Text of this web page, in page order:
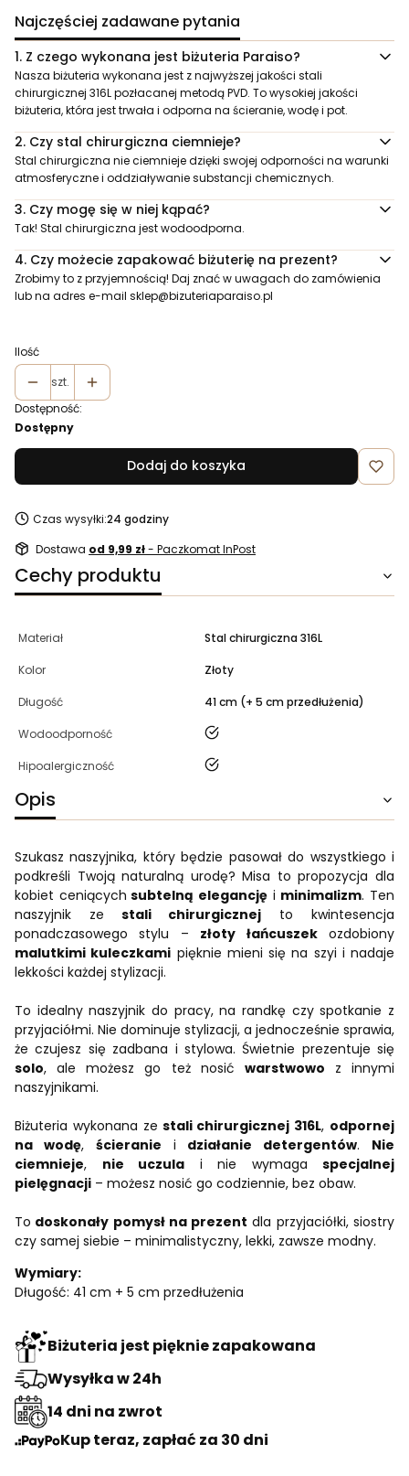
Najczęściej zadawane pytania
1. Z czego wykonana jest biżuteria Paraiso?
Nasza biżuteria wykonana jest z najwyższej jakości stali
chirurgicznej 316L pozłacanej metodą PVD. To wysokiej jakości
biżuteria, która jest trwała i odporna na ścieranie, wodę i pot.
2. Czy stal chirurgiczna ciemnieje?
Stal chirurgiczna nie ciemnieje dzięki swojej odporności na warunki
atmosferyczne i oddziaływanie substancji chemicznych.
3. Czy mogę się w niej kąpać?
Tak! Stal chirurgiczna jest wodoodporna.
4. Czy możecie zapakować biżuterię na prezent?
Zrobimy to z przyjemnością! Daj znać w uwagach do zamówienia
lub na adres e-mail sklep@bizuteriaparaiso.pl
Ilość
szt.
Dostępność:
Dostępny
Dodaj do koszyka
Czas wysyłki:24 godziny
Dostawa od 9,99 zł- Paczkomat InPost
Cechy produktu
Materiał Stal chirurgiczna 316L
Kolor Złoty
Długość 41 cm (+ 5 cm przedłużenia)
Wodoodporność tak
Hipoalergiczność tak
Opis
Szukasz naszyjnika, który będzie pasował do wszystkiego i
podkreśli Twoją naturalną urodę? Misa to propozycja dla
kobiet ceniących subtelną elegancję i minimalizm. Ten
naszyjnik ze stali chirurgicznej to kwintesencja
ponadczasowego stylu – złoty łańcuszekozdobiony
malutkimi kuleczkami pięknie mieni się na szyi i nadaje
lekkości każdej stylizacji.
To idealny naszyjnik do pracy, na randkę czy spotkanie z
przyjaciółmi. Nie dominuje stylizacji, a jednocześnie sprawia,
że czujesz się zadbana i stylowa. Świetnie prezentuje się
solo, ale możesz go też nosić warstwowo z innymi
naszyjnikami.
Biżuteria wykonana ze stali chirurgicznej 316L, odpornej
na wodę, ścieranie i działanie detergentów. Nie
ciemnieje, nie uczula i nie wymaga specjalnej
pielęgnacji – możesz nosić go codziennie, bez obaw.
To doskonały pomysł na prezent dla przyjaciółki, siostry
czy samej siebie – minimalistyczny, lekki, zawsze modny.
Wymiary:
Długość: 41 cm + 5 cm przedłużenia
Biżuteria jest pięknie zapakowana
Wysyłka w 24h
14 dni na zwrot
Kup teraz, zapłać za 30 dni